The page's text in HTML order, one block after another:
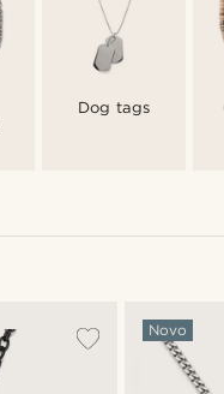
Dog tags
Novo